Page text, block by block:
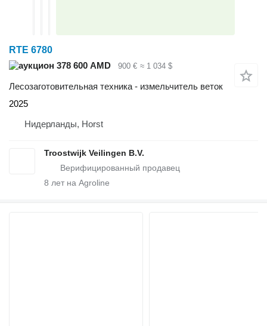
RTE 6780
378 600 AMD
900 € ≈ 1 034 $
Лесозаготовительная техника - измельчитель веток
2025
Нидерланды, Horst
Troostwijk Veilingen B.V.
8 лет на Agroline